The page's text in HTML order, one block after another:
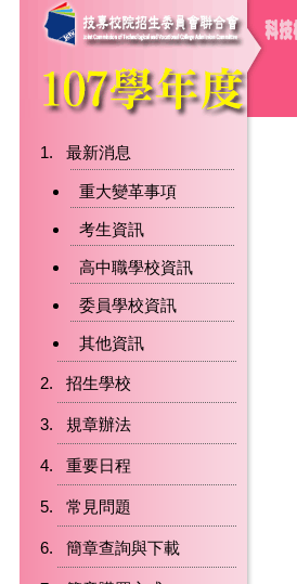
最新消息
重大變革事項
考生資訊
高中職學校資訊
委員學校資訊
其他資訊
招生學校
規章辦法
重要日程
常見問題
簡章查詢與下載